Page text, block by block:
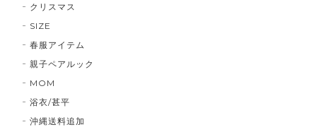
クリスマス
SIZE
春服アイテム
親子ペアルック
MOM
浴衣/甚平
沖縄送料追加